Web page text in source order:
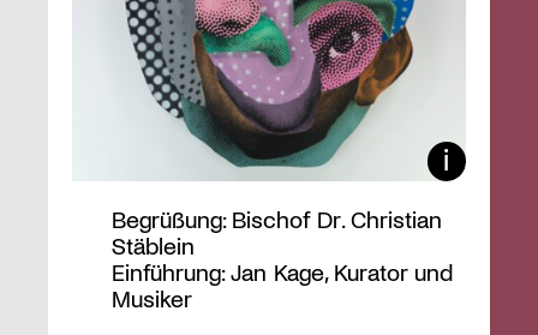
Begrüßung: Bischof Dr. Christian
Stäblein
Einführung: Jan Kage, Kurator und
Musiker